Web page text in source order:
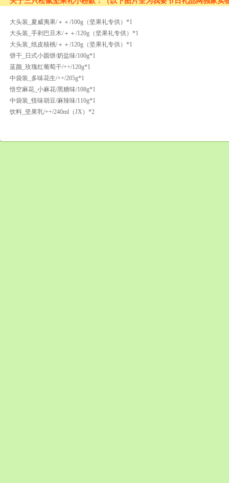
大头装_夏威夷果/＋＋/100g（坚果礼专供）*1
大头装_手剥巴旦木/＋＋/120g（坚果礼专供）*1
大头装_纸皮核桃/＋＋/120g（坚果礼专供）*1
饼干_日式小圆饼/奶盐味/100g*1
蓝颜_玫瑰红葡萄干/++/120g*1
中袋装_多味花生/++/205g*1
悟空麻花_小麻花/黑糖味/108g*1
中袋装_怪味胡豆/麻辣味/110g*1
饮料_坚果乳/++/240ml（JX）*2